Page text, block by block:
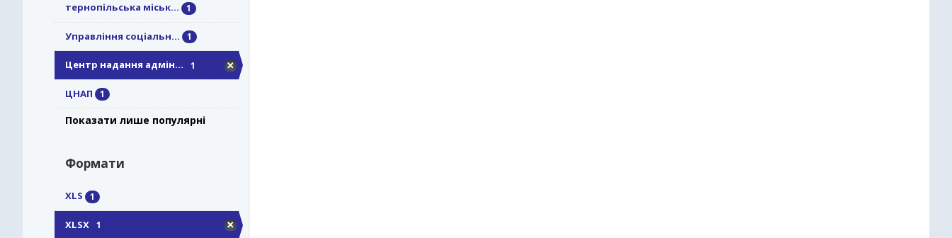
тернопільська міськ... 1
Управління соціальн... 1
Центр надання адмін... 1
ЦНАП 1
Показати лише популярні
Формати
XLS 1
XLSX 1